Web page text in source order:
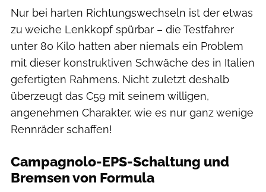
Nur bei harten Richtungswechseln ist der etwas
zu weiche Lenkkopf spürbar – die Testfahrer
unter 80 Kilo hatten aber niemals ein Problem
mit dieser konstruktiven Schwäche des in Italien
gefertigten Rahmens. Nicht zuletzt deshalb
überzeugt das C59 mit seinem willigen,
angenehmen Charakter, wie es nur ganz wenige
Rennräder schaffen!
Campagnolo-EPS-Schaltung und
Bremsen von Formula